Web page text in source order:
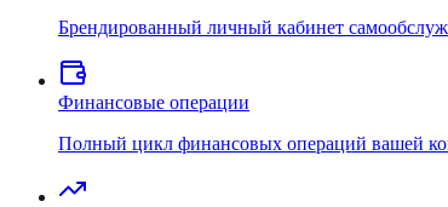
Брендированный личный кабинет
Финансовые операции
Полный цикл финансовых операций вашей